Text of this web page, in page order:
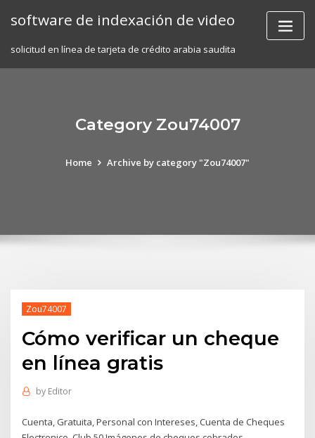
software de indexación de video
solicitud en línea de tarjeta de crédito arabia saudita
Category Zou74007
Home Archive by category "Zou74007"
Zou74007
Cómo verificar un cheque
en línea gratis
by Editor
Cuenta, Gratuita, Personal con Intereses, Cuenta de Cheques